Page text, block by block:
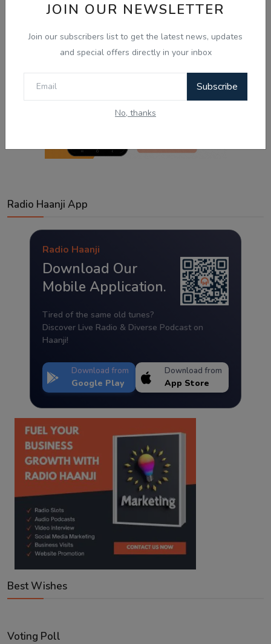
JOIN OUR NEWSLETTER
Join our subscribers list to get the latest news, updates
and special offers directly in your inbox
Subscribe
No, thanks
Radio Haanji App
Radio Haanji
Download Our
Mobile Application.
Tired of the same old tunes?
Discover Live Radio & Diverse Podcast on
Haanji!
Download from
Google Play
Download from
App Store
Best Wishes
Voting Poll